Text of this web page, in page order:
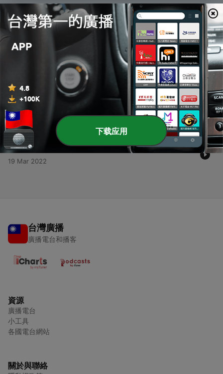
單集
EP.3 新聞現場「神聖但無常」：專訪《報導者》記者楊
智強
EP2. 國際新聞也要女權說教？專訪政大新聞系副教授康
庭瑜
06 Apr 2022
2 - EP1.災難新聞換功德積分？專訪國際專欄作者黃哲翰
23 Mar 2022
1 - EP0. 歡迎收聽《轉角國際．出鏡報導》
19 Mar 2022
台灣廣播
廣播電台和播客
資源
廣播電台
小工具
各國電台網站
關於與聯絡
下载应用